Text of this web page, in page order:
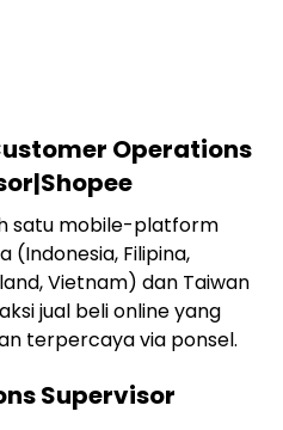
Operations
satu mobile-platform
(Indonesia, Filipina,
Vietnam) dan Taiwan
jual beli online yang
terpercaya via ponsel.
Supervisor